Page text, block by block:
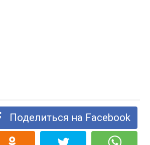
Поделиться на Facebook